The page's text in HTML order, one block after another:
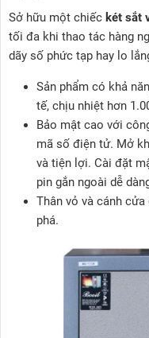
Sở hữu một chiếc két sắt
tối đa khi thao tác hàng
dãy số phức tạp hay lo
Sản phẩm có khả
tế, chịu nhiệt hơn
Bảo mật cao với
mã số điện tử. Mở
và tiện lợi. Cài đặt
pin gắn ngoài dễ
Thân vỏ và cánh
phá.